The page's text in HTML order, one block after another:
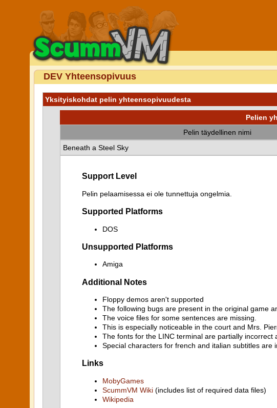
DEV Yhteensopivuus
Yksityiskohdat pelin yhteensopivuudesta
Pelien
Pelin täydellinen nimi
Beneath a Steel Sky
Support Level
Pelin pelaamisessa ei ole tunnettuja ongelmia.
Supported Platforms
DOS
Unsupported Platforms
Amiga
Additional Notes
Floppy demos aren't supported
The following bugs are present in the original game
The voice files for some sentences are missing.
This is especially noticeable in the court and Mrs.
The fonts for the LINC terminal are partially
Special characters for french and italian subtitles are
Links
MobyGames
ScummVM Wiki (includes list of required data files)
Wikipedia